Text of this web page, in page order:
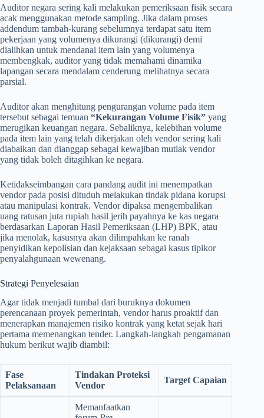
Auditor negara sering kali melakukan pemeriksaan fisik secara
acak menggunakan metode sampling. Jika dalam proses
addendum tambah-kurang sebelumnya terdapat satu item
pekerjaan yang volumenya dikurangi (dikurangi) demi
dialihkan untuk mendanai item lain yang volumenya
membengkak, auditor yang tidak memahami dinamika
lapangan secara mendalam cenderung melihatnya secara
parsial.
Auditor akan menghitung pengurangan volume pada item
tersebut sebagai temuan “Kekurangan Volume Fisik” yang
merugikan keuangan negara. Sebaliknya, kelebihan volume
pada item lain yang telah dikerjakan oleh vendor sering kali
diabaikan dan dianggap sebagai kewajiban mutlak vendor
yang tidak boleh ditagihkan ke negara.
Ketidakseimbangan cara pandang audit ini menempatkan
vendor pada posisi dituduh melakukan tindak pidana korupsi
atau manipulasi kontrak. Vendor dipaksa mengembalikan
uang ratusan juta rupiah hasil jerih payahnya ke kas negara
berdasarkan Laporan Hasil Pemeriksaan (LHP) BPK, atau
jika menolak, kasusnya akan dilimpahkan ke ranah
penyidikan kepolisian dan kejaksaan sebagai kasus tipikor
penyalahgunaan wewenang.
Strategi Penyelesaian
Agar tidak menjadi tumbal dari buruknya dokumen
perencanaan proyek pemerintah, vendor harus proaktif dan
menerapkan manajemen risiko kontrak yang ketat sejak hari
pertama memenangkan tender. Langkah-langkah pengamanan
hukum berikut wajib diambil:
Fase
Pelaksanaan
Tindakan Proteksi
Vendor
Target Capaian
Memanfaatkan